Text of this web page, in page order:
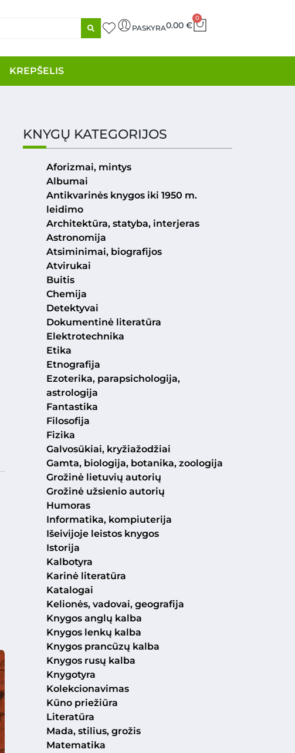
PASKYRA0.00 €
0
KREPŠELIS
KNYGŲ KATEGORIJOS
Aforizmai, mintys
Albumai
Antikvarinės knygos iki 1950 m.
leidimo
Architektūra, statyba, interjeras
Astronomija
Atsiminimai, biografijos
Atvirukai
Buitis
Chemija
Detektyvai
Dokumentinė literatūra
Elektrotechnika
Etika
Etnografija
Ezoterika, parapsichologija,
astrologija
Fantastika
Filosofija
Fizika
Galvosūkiai, kryžiažodžiai
Gamta, biologija, botanika, zoologija
Grožinė lietuvių autorių
Grožinė užsienio autorių
Humoras
Informatika, kompiuterija
Išeivijoje leistos knygos
Istorija
Kalbotyra
Karinė literatūra
Katalogai
Kelionės, vadovai, geografija
Knygos anglų kalba
Knygos lenkų kalba
Knygos prancūzų kalba
Knygos rusų kalba
Knygotyra
Kolekcionavimas
Kūno priežiūra
Literatūra
Mada, stilius, grožis
Matematika